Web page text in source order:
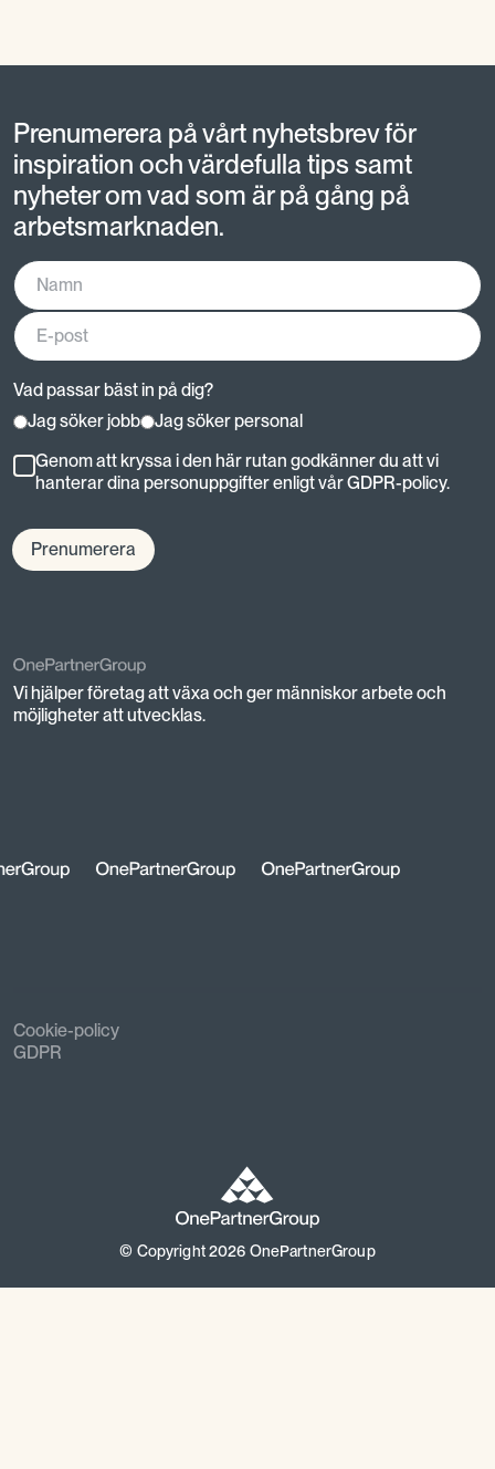
Prenumerera på vårt nyhetsbrev för
inspiration och värdefulla tips samt
nyheter om vad som är på gång på
arbetsmarknaden.
Vad passar bäst in på dig?
Jag söker jobb
Jag söker personal
Genom att kryssa i den här rutan godkänner du att vi
hanterar dina personuppgifter enligt vår GDPR-policy.
Prenumerera
Vi hjälper företag att växa och ger människor arbete och
möjligheter att utvecklas.
Cookie-policy
GDPR
© Copyright2026 OnePartnerGroup